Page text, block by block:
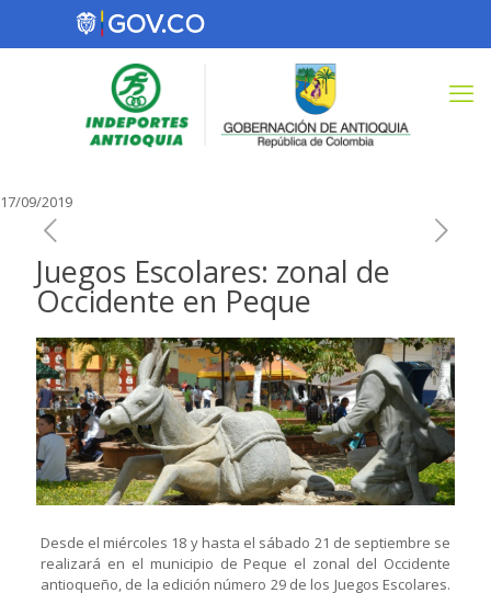
17/09/2019
Juegos Escolares: zonal de
Occidente en Peque
Desde el miércoles 18 y hasta el sábado 21 de septiembre se
realizará en el municipio de Peque el zonal del Occidente
antioqueño, de la edición número 29 de los Juegos Escolares.